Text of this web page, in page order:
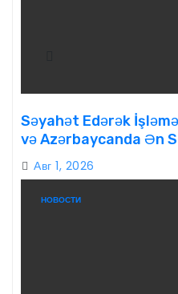
Səyahət Edərək
və Azərbaycanda Ən
Авг 1, 2026
НОВОСТИ